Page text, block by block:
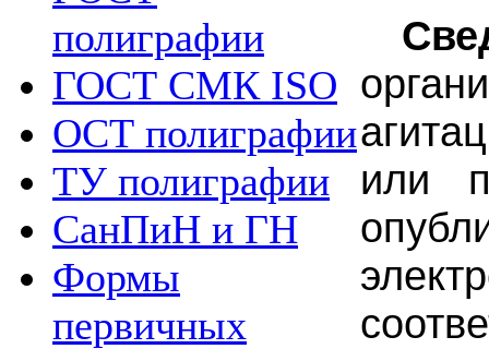
полиграфии
ГОСТ СМК ISO
ОСТ полиграфии
ТУ полиграфии
СанПиН и ГН
Формы
первичных
или